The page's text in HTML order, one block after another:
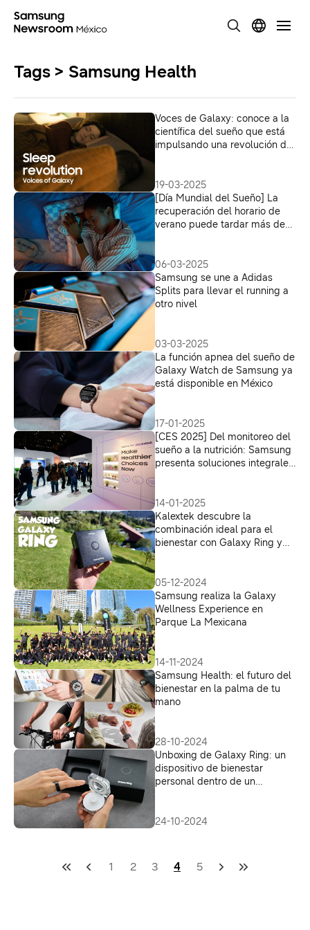
Tags > Samsung Health
Voces de Galaxy: conoce a la
científica del sueño que está
impulsando una revolución del
19-03-2025
[Día Mundial del Sueño] La
recuperación del horario de
verano puede tardar más de
06-03-2025
Samsung se une a Adidas
Splits para llevar el running a
otro nivel
03-03-2025
La función apnea del sueño de
Galaxy Watch de Samsung ya
está disponible en México
17-01-2025
[CES 2025] Del monitoreo del
sueño a la nutrición: Samsung
presenta soluciones integrales
14-01-2025
Kalextek descubre la
combinación ideal para el
bienestar con Galaxy Ring y
05-12-2024
Samsung realiza la Galaxy
Wellness Experience en
Parque La Mexicana
14-11-2024
Samsung Health: el futuro del
bienestar en la palma de tu
mano
28-10-2024
Unboxing de Galaxy Ring: un
dispositivo de bienestar
personal dentro de un
24-10-2024
1 2 3 4 5